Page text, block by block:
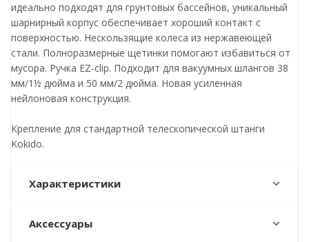
идеально подходят для грунтовых бассейнов, уникальный
шарнирный корпус обеспечивает хороший контакт с
поверхностью. Нескользящие колеса из нержавеющей
стали. Полноразмерные щетинки помогают избавиться от
мусора. Ручка EZ-clip. Подходит для вакуумных шлангов 38
мм/1½ дюйма и 50 мм/2 дюйма. Новая усиленная
нейлоновая конструкция.
Крепление для стандартной телескопической штанги
Kokido.
Характеристики
Аксессуары